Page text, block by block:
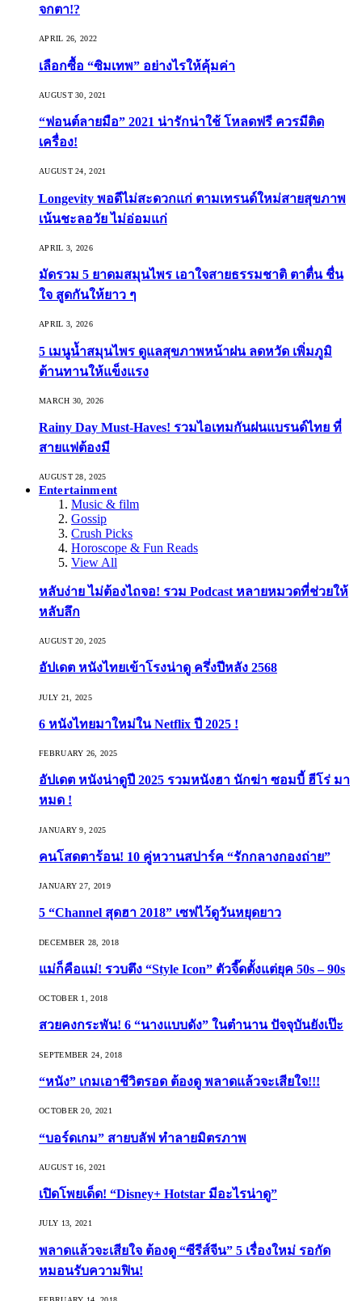
จกตา!?
APRIL 26, 2022
เลือกซื้อ “ซิมเทพ” อย่างไรให้คุ้มค่า
AUGUST 30, 2021
“ฟอนต์ลายมือ” 2021 น่ารักน่าใช้ โหลดฟรี ควรมีติด
เครื่อง!
AUGUST 24, 2021
Longevity พอดีไม่สะดวกแก่ ตามเทรนด์ใหม่สายสุขภาพ
เน้นชะลอวัย ไม่อ่อมแก่
APRIL 3, 2026
มัดรวม 5 ยาดมสมุนไพร เอาใจสายธรรมชาติ ตาตื่น ชื่น
ใจ สูดกันให้ยาว ๆ
APRIL 3, 2026
5 เมนูน้ำสมุนไพร ดูแลสุขภาพหน้าฝน ลดหวัด เพิ่มภูมิ
ต้านทานให้แข็งแรง
MARCH 30, 2026
Rainy Day Must-Haves! รวมไอเทมกันฝนแบรนด์ไทย ที่
สายแฟต้องมี
AUGUST 28, 2025
Entertainment
Music & film
Gossip
Crush Picks
Horoscope & Fun Reads
View All
หลับง่าย ไม่ต้องไถจอ! รวม Podcast หลายหมวดที่ช่วยให้
หลับลึก
AUGUST 20, 2025
อัปเดต หนังไทยเข้าโรงน่าดู ครึ่งปีหลัง 2568
JULY 21, 2025
6 หนังไทยมาใหม่ใน Netflix ปี 2025 !
FEBRUARY 26, 2025
อัปเดต หนังน่าดูปี 2025 รวมหนังฮา นักฆ่า ซอมบี้ ฮีโร่ มา
หมด !
JANUARY 9, 2025
คนโสดตาร้อน! 10 คู่หวานสปาร์ค “รักกลางกองถ่าย”
JANUARY 27, 2019
5 “Channel สุดฮา 2018” เซฟไว้ดูวันหยุดยาว
DECEMBER 28, 2018
แม่ก็คือแม่! รวบตึง “Style Icon” ตัวจี๊ดตั้งแต่ยุค 50s – 90s
OCTOBER 1, 2018
สวยคงกระพัน! 6 “นางแบบดัง” ในตำนาน ปัจจุบันยังเป๊ะ
SEPTEMBER 24, 2018
“หนัง” เกมเอาชีวิตรอด ต้องดู พลาดแล้วจะเสียใจ!!!
OCTOBER 20, 2021
“บอร์ดเกม” สายบลัฟ ทำลายมิตรภาพ
AUGUST 16, 2021
เปิดโพยเด็ด! “Disney+ Hotstar มีอะไรน่าดู”
JULY 13, 2021
พลาดแล้วจะเสียใจ ต้องดู “ซีรีส์จีน” 5 เรื่องใหม่ รอกัด
หมอนรับความฟิน!